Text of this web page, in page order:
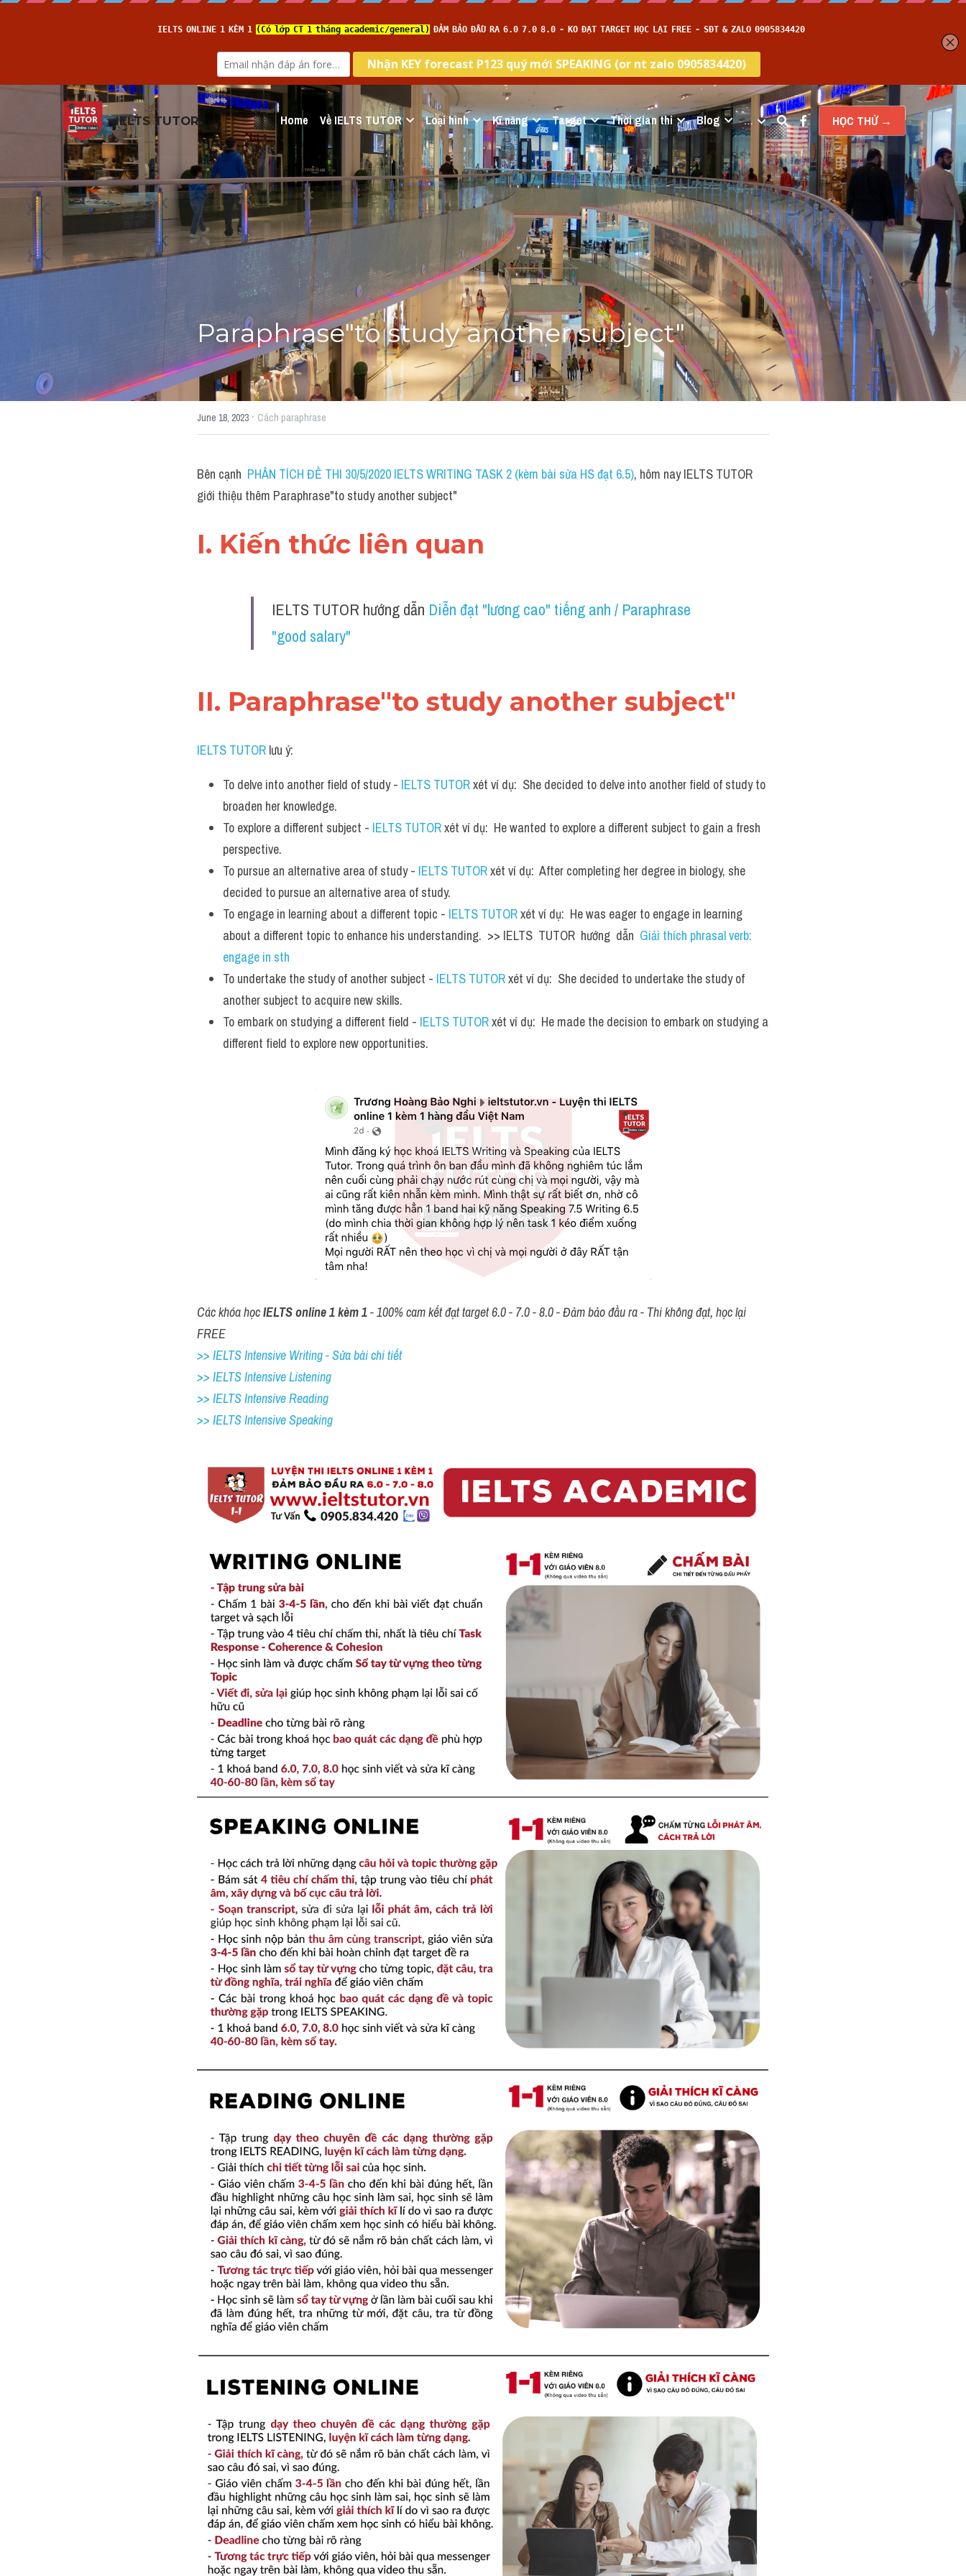
IELTS TUTOR Home Về IELTS TUTOR Loại hình Kĩ năng Target Thời gian thi Blog … HỌC THỬ →
Paraphrase"to study another subject"
June 18, 2023 · Cách paraphrase
Bên cạnh PHÂN TÍCH ĐỀ THI 30/5/2020 IELTS WRITING TASK 2 (kèm bài sửa HS đạt 6.5), ​hôm nay IELTS TUTOR
giới thiệu thêm Paraphrase"to study another subject"
I. Kiến thức liên quan
IELTS TUTOR hướng dẫn Diễn đạt "lương cao" tiếng anh / Paraphrase
"good salary"
II. Paraphrase"to study another subject"
IELTS TUTOR lưu ý:
To delve into another field of study - IELTS TUTOR xét ví dụ:  She decided to delve into another field of study to
broaden her knowledge.
To explore a different subject - IELTS TUTOR xét ví dụ:  He wanted to explore a different subject to gain a fresh
perspective.
To pursue an alternative area of study - IELTS TUTOR xét ví dụ:  After completing her degree in biology, she
decided to pursue an alternative area of study.
To engage in learning about a different topic - IELTS TUTOR xét ví dụ:  He was eager to engage in learning
about a different topic to enhance his understanding.  >> IELTS  TUTOR  hướng  dẫn Giải thích phrasal verb:
engage in sth
To undertake the study of another subject - IELTS TUTOR xét ví dụ:  She decided to undertake the study of
another subject to acquire new skills.
To embark on studying a different field - IELTS TUTOR xét ví dụ:  He made the decision to embark on studying a
different field to explore new opportunities.
Các khóa học IELTS online 1 kèm 1 - 100% cam kết đạt target 6.0 - 7.0 - 8.0 - Đảm bảo đầu ra - Thi không đạt, học lại
FREE
>> IELTS Intensive Writing - Sửa bài chi tiết
>> IELTS Intensive Listening
>> IELTS Intensive Reading
>> IELTS Intensive Speaking